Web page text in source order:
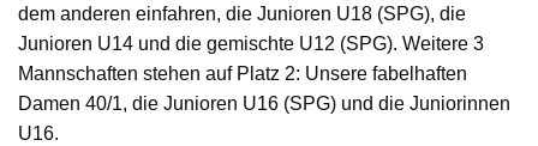
dem anderen einfahren, die Junioren U18 (SPG), die
Junioren U14 und die gemischte U12 (SPG). Weitere 3
Mannschaften stehen auf Platz 2: Unsere fabelhaften
Damen 40/1, die Junioren U16 (SPG) und die Juniorinnen
U16.